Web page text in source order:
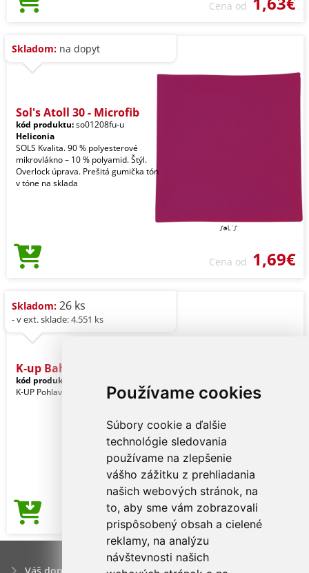
Používame cookies
Súbory cookie a ďalšie
technológie sledovania
používame na zlepšenie
vášho zážitku z prehliadania
našich webových stránok, na
to, aby sme vám zobrazovali
prispôsobený obsah a cielené
reklamy, na analýzu
návštevnosti našich
Cena od
Skladom: na dopyt
Sol's Atoll 30 - Microfib
kód produktu:so01208fu-u
Heliconia
SOLS Kvalita. 90 % polyesterové
mikrovlákno – 10 % polyamid. Štýl.
Overlock úprava. Prešitá gumička tón
v tóne na sklada
Cena od 1,69€
Skladom: 26 ks
- v ext. sklade: 4.551 ks
K-up Bahia - 7 Panels Cap
kód produktu:
K-UP Pohlavie: Unisex
Cena od 1,69€